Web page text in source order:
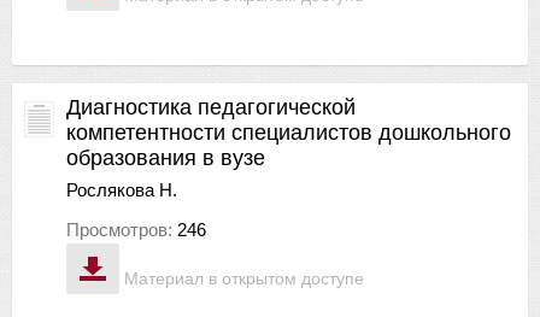
Материал в открытом доступе
Диагностика педагогической
компетентности специалистов дошкольного
образования в вузе
Рослякова Н.
Просмотров: 246